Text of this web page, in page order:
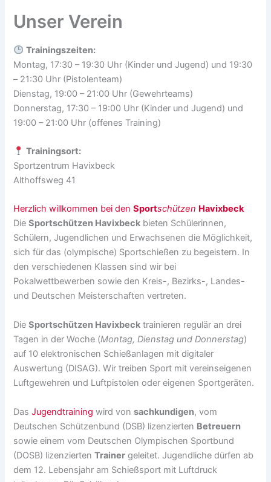
Unser Verein
Trainingszeiten:
Montag, 17:30 – 19:30 Uhr (Kinder und Jugend) und 19:30
– 21:30 Uhr (Pistolenteam)
Dienstag, 19:00 – 21:00 Uhr (Gewehrteams)
Donnerstag, 17:30 – 19:00 Uhr (Kinder und Jugend) und
19:00 – 21:00 Uhr (offenes Training)
Trainingsort:
Sportzentrum Havixbeck
Althoffsweg 41
Herzlich willkommen bei denSportschützen Havixbeck
DieSportschützen Havixbeck bieten Schülerinnen,
Schülern, Jugendlichen und Erwachsenen die Möglichkeit,
sich für das (olympische) Sportschießen zu begeistern. In
den verschiedenen Klassen sind wir bei
Pokalwettbewerben sowie den Kreis-, Bezirks-, Landes-
und Deutschen Meisterschaften vertreten.
DieSportschützen Havixbeck trainieren regulär an drei
Tagen in der Woche (Montag, Dienstag und Donnerstag)
auf 10 elektronischen Schießanlagen mit digitaler
Auswertung (DISAG). Wir treiben Sport mit vereinseigenen
Luftgewehren und Luftpistolen oder eigenen Sportgeräten.
DasJugendtraining wird vonsachkundigen, vom
Deutschen Schützenbund (DSB) lizenzierten Betreuern
sowie einem vom Deutschen Olympischen Sportbund
(DOSB) lizenziertenTrainer geleitet. Jugendliche dürfen ab
dem 12. Lebensjahr am Schießsport mit Luftdruck